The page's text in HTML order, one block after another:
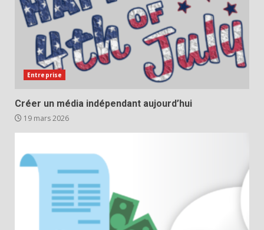
Entreprise
Créer un média indépendant aujourd’hui
19 mars 2026